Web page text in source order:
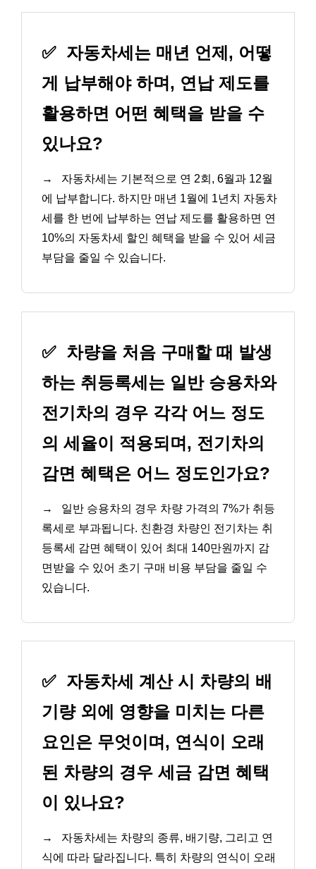
✅ 자동차세는 매년 언제, 어떻
게 납부해야 하며, 연납 제도를
활용하면 어떤 혜택을 받을 수
있나요?
→
자동차세는 기본적으로 연 2회, 6월과 12월
에 납부합니다. 하지만 매년 1월에 1년치 자동차
세를 한 번에 납부하는 연납 제도를 활용하면 연
10%의 자동차세 할인 혜택을 받을 수 있어 세금
부담을 줄일 수 있습니다.
✅ 차량을 처음 구매할 때 발생
하는 취등록세는 일반 승용차와
전기차의 경우 각각 어느 정도
의 세율이 적용되며, 전기차의
감면 혜택은 어느 정도인가요?
→
일반 승용차의 경우 차량 가격의 7%가 취등
록세로 부과됩니다. 친환경 차량인 전기차는 취
등록세 감면 혜택이 있어 최대 140만원까지 감
면받을 수 있어 초기 구매 비용 부담을 줄일 수
있습니다.
✅ 자동차세 계산 시 차량의 배
기량 외에 영향을 미치는 다른
요인은 무엇이며, 연식이 오래
된 차량의 경우 세금 감면 혜택
이 있나요?
→
자동차세는 차량의 종류, 배기량, 그리고 연
식에 따라 달라집니다. 특히 차량의 연식이 오래